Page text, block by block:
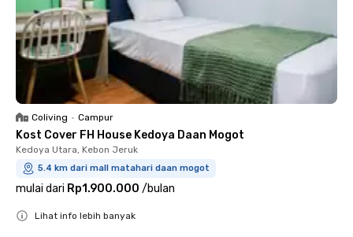
Coliving • Campur
Kost Cover FH House Kedoya Daan Mogot
Kedoya Utara, Kebon Jeruk
5.4 km dari mall matahari daan mogot
mulai dari Rp1.900.000 /bulan
Lihat info lebih banyak